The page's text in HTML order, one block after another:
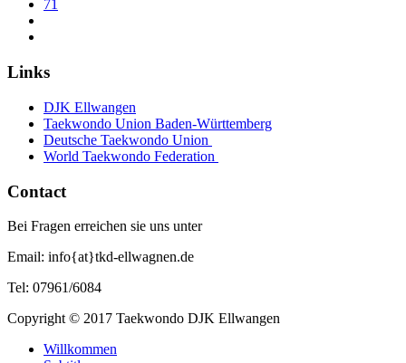
71
Links
DJK Ellwangen
Taekwondo Union Baden-Württemberg
Deutsche Taekwondo Union
World Taekwondo Federation
Contact
Bei Fragen erreichen sie uns unter
Email: info{at}tkd-ellwagnen.de
Tel: 07961/6084
Copyright © 2017 Taekwondo DJK Ellwangen
Willkommen